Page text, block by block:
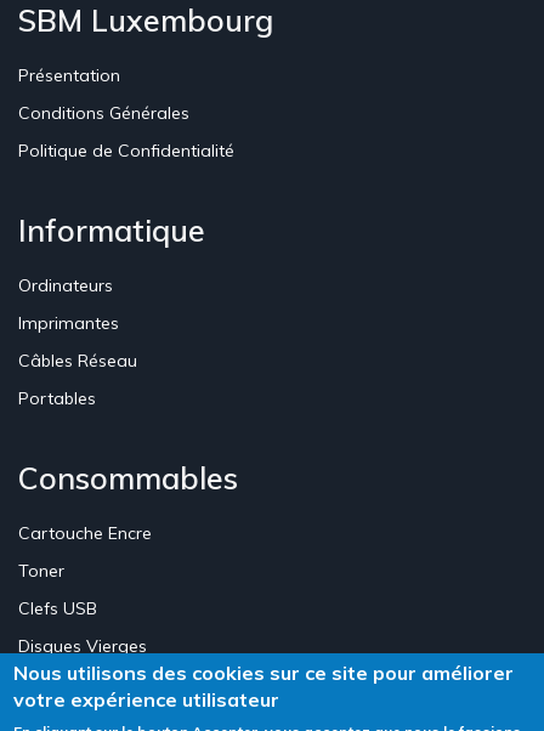
SBM Luxembourg
Présentation
Conditions Générales
Politique de Confidentialité
Informatique
Ordinateurs
Imprimantes
Câbles Réseau
Portables
Consommables
Cartouche Encre
Toner
Clefs USB
Disques Vierges
Nous utilisons des cookies sur ce site pour améliorer
votre expérience utilisateur